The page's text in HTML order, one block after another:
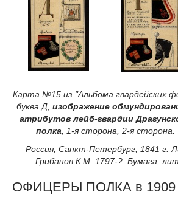
Карта №15 из "Альбома гвардейских
буква Д, изображение
атрибутов лейб-гвардии
полка , 1-я сторона, 2-я сторона.
Россия, Санкт-Петербург, 1841 г.
Грибанов К.М. 1797-?. Бумага,
ОФИЦЕРЫ ПОЛКА в 1909